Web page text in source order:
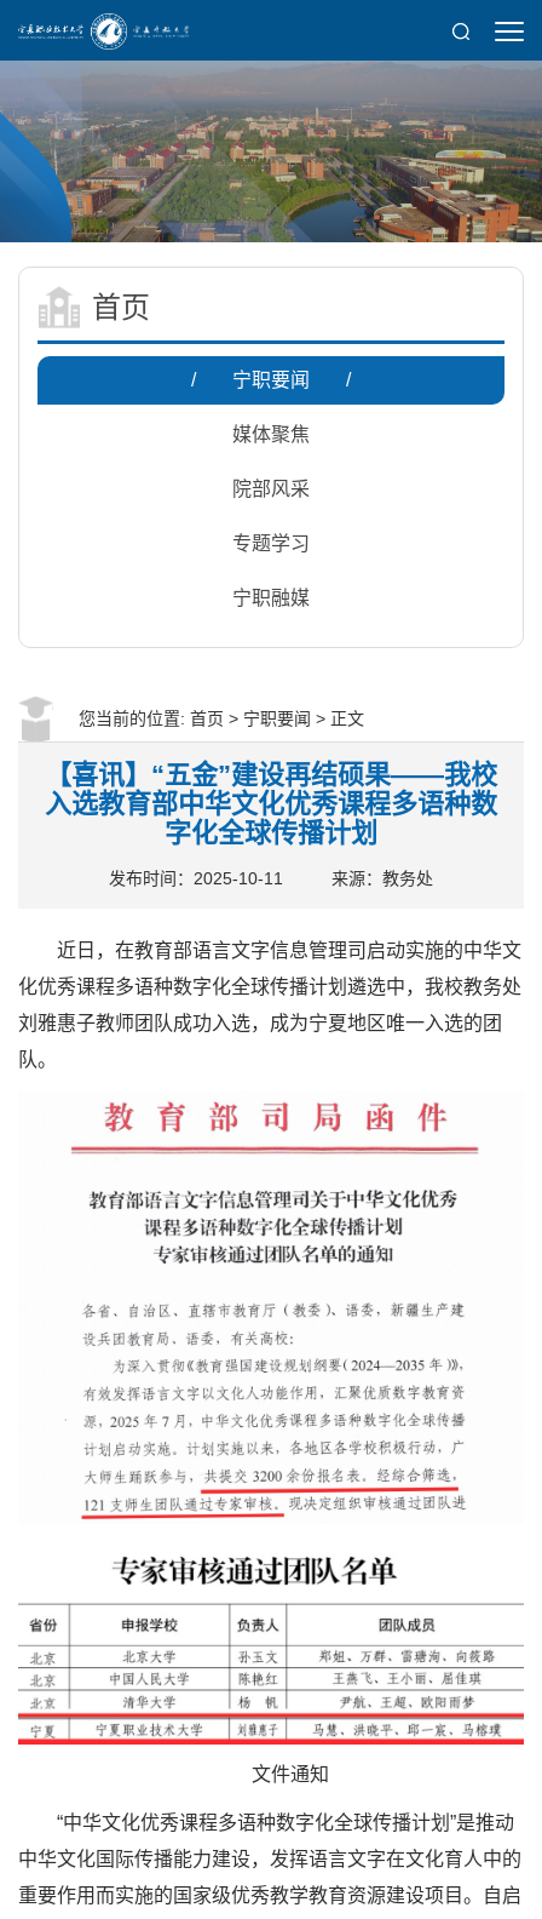
首页
/ 宁职要闻 /
媒体聚焦
院部风采
专题学习
宁职融媒
您当前的位置: 首页 > 宁职要闻 > 正文
【喜讯】“五金”建设再结硕果——我校
入选教育部中华文化优秀课程多语种数
字化全球传播计划
发布时间：2025-10-11 来源：教务处
近日，在教育部语言文字信息管理司启动实施的中华文
化优秀课程多语种数字化全球传播计划遴选中，我校教务处
刘雅惠子教师团队成功入选，成为宁夏地区唯一入选的团
队。
文件通知
“中华文化优秀课程多语种数字化全球传播计划”是推动
中华文化国际传播能力建设，发挥语言文字在文化育人中的
重要作用而实施的国家级优秀教学教育资源建设项目。自启